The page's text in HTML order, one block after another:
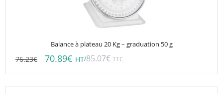
Balance à plateau 20 Kg – graduation 50 g
76.23€ 70.89€ HT/85.07€ TTC